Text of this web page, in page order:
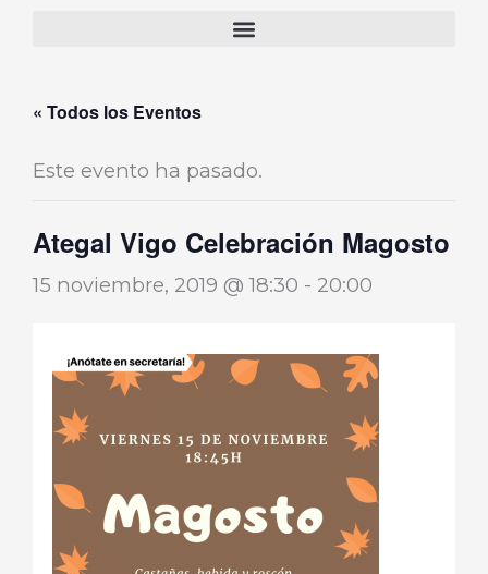
« Todos los Eventos
Este evento ha pasado.
Ategal Vigo Celebración Magosto
15 noviembre, 2019 @ 18:30 - 20:00